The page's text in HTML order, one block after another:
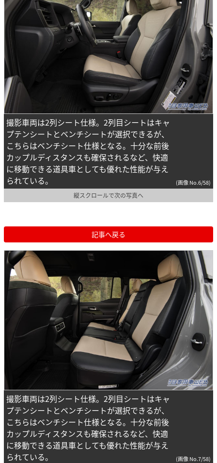
撮影車両は2列シート仕様。2列目シートはキャ
プテンシートとベンチシートが選択できるが、
こちらはベンチシート仕様となる。十分な前後
カップルディスタンスも確保されるなど、快適
に移動できる道具車としても優れた性能が与え
られている。
(画像 No.6/58)
縦スクロールで次の写真へ
記事へ戻る
撮影車両は2列シート仕様。2列目シートはキャ
プテンシートとベンチシートが選択できるが、
こちらはベンチシート仕様となる。十分な前後
カップルディスタンスも確保されるなど、快適
に移動できる道具車としても優れた性能が与え
られている。
(画像 No.7/58)